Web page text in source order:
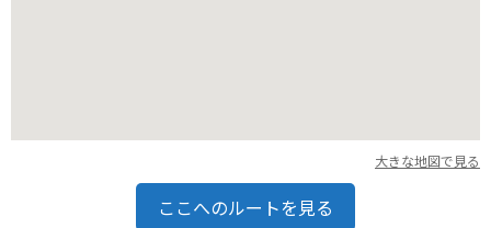
大きな地図で見る
ここへのルートを見る